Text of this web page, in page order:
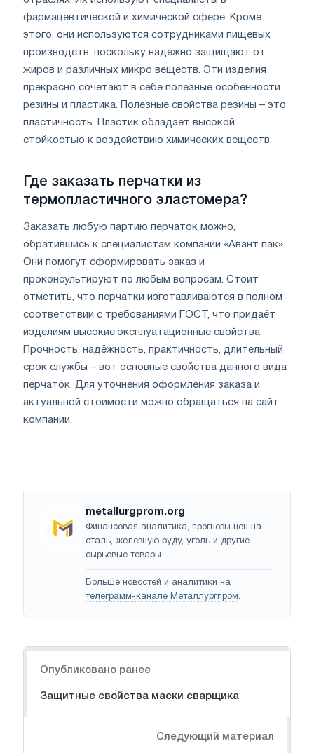
фармацевтической и химической сфере. Кроме
этого, они используются сотрудниками пищевых
производств, поскольку надежно защищают от
жиров и различных микро веществ. Эти изделия
прекрасно сочетают в себе полезные особенности
резины и пластика. Полезные свойства резины – это
пластичность. Пластик обладает высокой
стойкостью к воздействию химических веществ.
Где заказать перчатки из
термопластичного эластомера?
Заказать любую партию перчаток можно,
обратившись к специалистам компании «Авант пак».
Они помогут сформировать заказ и
проконсультируют по любым вопросам. Стоит
отметить, что перчатки изготавливаются в полном
соответствии с требованиями ГОСТ, что придаёт
изделиям высокие эксплуатационные свойства.
Прочность, надёжность, практичность, длительный
срок службы – вот основные свойства данного вида
перчаток. Для уточнения оформления заказа и
актуальной стоимости можно обращаться на сайт
компании.
metallurgprom.org
Финансовая аналитика, прогнозы цен на
сталь, железную руду, уголь и другие
сырьевые товары.
Больше новостей и аналитики на
телеграмм-канале Металлургпром.
Опубликовано ранее
Защитные свойства маски сварщика
Следующий материал